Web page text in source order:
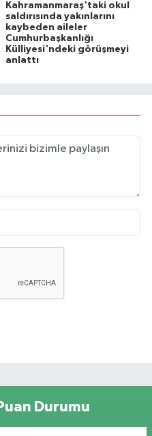
Kahramanmaraş'taki okul
saldırısında yakınlarını
kaybeden aileler
Cumhurbaşkanlığı
Külliyesi'ndeki görüşmeyi
anlattı
Durumu